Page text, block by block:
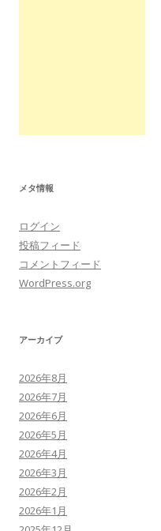
メタ情報
ログイン
投稿フィード
コメントフィード
WordPress.org
アーカイブ
2026年8月
2026年7月
2026年6月
2026年5月
2026年4月
2026年3月
2026年2月
2026年1月